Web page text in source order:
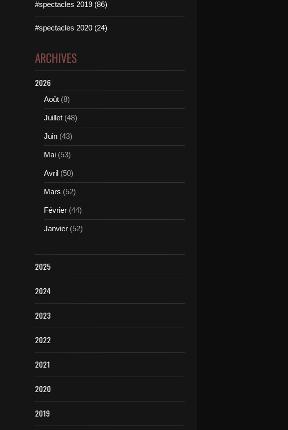
#spectacles 2019 (86)
#spectacles 2020 (24)
ARCHIVES
2026
Août (8)
Juillet (48)
Juin (43)
Mai (53)
Avril (50)
Mars (52)
Février (44)
Janvier (52)
2025
2024
2023
2022
2021
2020
2019